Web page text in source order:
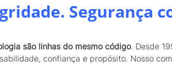
Segurança
são linhas do mesmo código. Desde
confiança e propósito. Nosso